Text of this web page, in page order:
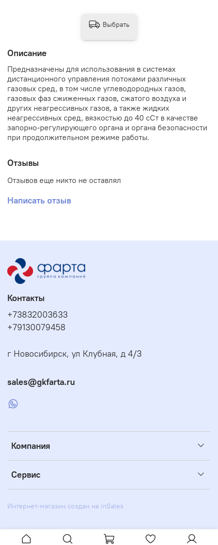
Описание
Предназначены для использования в системах
дистанционного управления потоками различных
газовых сред, в том числе углеводородных газов,
газовых фаз сжиженных газов, сжатого воздуха и
других неагрессивных газов, а также жидких
неагрессивных сред, вязкостью до 40 сСт в качестве
запорно-регулирующего органа и органа безопасности
при продолжительном режиме работы.
Отзывы
Отзывов еще никто не оставлял
Написать отзыв
Выбрать
Компания
Сервис
Контакты
+73832003633
+79130079458
г Новосибирск, ул Клубная, д 4/3
sales@gkfarta.ru
Интернет-магазин создан на inSales